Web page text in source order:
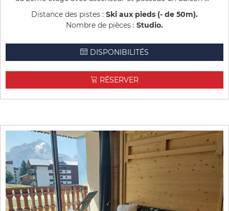
Distance des pistes : Ski aux pieds (- de 50m)
Nombre de pièces : Studio
DISPONIBILITÉS
RÉSERVER